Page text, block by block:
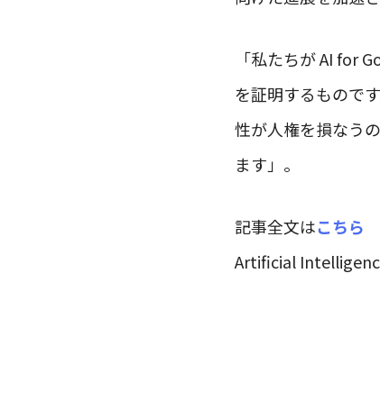
「私たちが AI for
を証明するもので
性が人権を損なう
ます」。
記事全文はこちら
Artificial